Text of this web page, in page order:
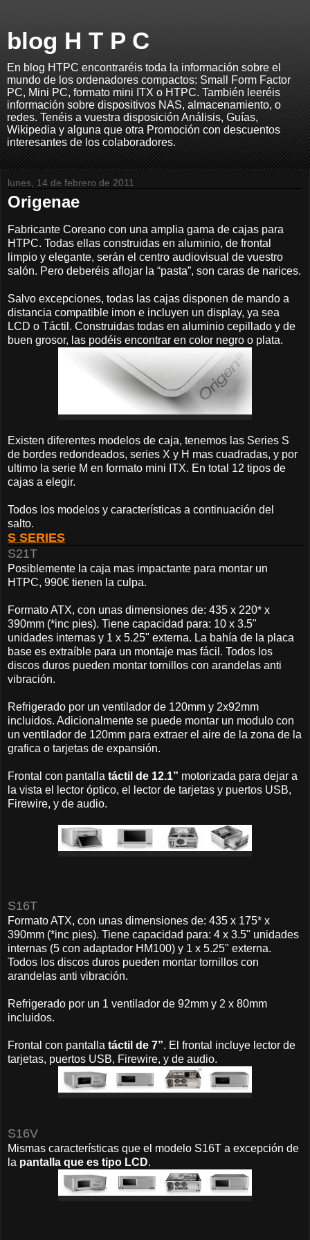
blog H T P C
En blog HTPC encontraréis toda la información sobre el
mundo de los ordenadores compactos: Small Form Factor
PC, Mini PC, formato mini ITX o HTPC. También leeréis
información sobre dispositivos NAS, almacenamiento, o
redes. Tenéis a vuestra disposición Análisis, Guías,
Wikipedia y alguna que otra Promoción con descuentos
interesantes de los colaboradores.
lunes, 14 de febrero de 2011
Origenae
Fabricante Coreano con una amplia gama de cajas para
HTPC. Todas ellas construidas en aluminio, de frontal
limpio y elegante, serán el centro audiovisual de vuestro
salón. Pero deberéis aflojar la “pasta”, son caras de narices.
Salvo excepciones, todas las cajas disponen de mando a
distancia compatible imon e incluyen un display, ya sea
LCD o Táctil. Construidas todas en aluminio cepillado y de
buen grosor, las podéis encontrar en color negro o plata.
Existen diferentes modelos de caja, tenemos las Series S
de bordes redondeados, series X y H mas cuadradas, y por
ultimo la serie M en formato mini ITX. En total 12 tipos de
cajas a elegir.
Todos los modelos y características a continuación del
salto.
S SERIES
S21T
Posiblemente la caja mas impactante para montar un
HTPC, 990€ tienen la culpa.
Formato ATX, con unas dimensiones de: 435 x 220* x
390mm (*inc pies). Tiene capacidad para: 10 x 3.5"
unidades internas y 1 x 5.25" externa. La bahía de la placa
base es extraíble para un montaje mas fácil. Todos los
discos duros pueden montar tornillos con arandelas anti
vibración.
Refrigerado por un ventilador de 120mm y 2x92mm
incluidos. Adicionalmente se puede montar un modulo con
un ventilador de 120mm para extraer el aire de la zona de la
grafica o tarjetas de expansión.
Frontal con pantalla táctil de 12.1” motorizada para dejar a
la vista el lector óptico, el lector de tarjetas y puertos USB,
Firewire, y de audio.
S16T
Formato ATX, con unas dimensiones de: 435 x 175* x
390mm (*inc pies). Tiene capacidad para: 4 x 3.5" unidades
internas (5 con adaptador HM100) y 1 x 5.25" externa.
Todos los discos duros pueden montar tornillos con
arandelas anti vibración.
Refrigerado por un 1 ventilador de 92mm y 2 x 80mm
incluidos.
Frontal con pantalla táctil de 7”. El frontal incluye lector de
tarjetas, puertos USB, Firewire, y de audio.
S16V
Mismas características que el modelo S16T a excepción de
la pantalla que es tipo LCD.